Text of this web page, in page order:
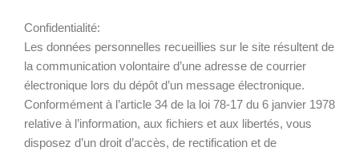
Confidentialité:
Les données personnelles recueillies sur le site résultent de
la communication volontaire d’une adresse de courrier
électronique lors du dépôt d’un message électronique.
Conformément à l’article 34 de la loi 78-17 du 6 janvier 1978
relative à l’information, aux fichiers et aux libertés, vous
disposez d’un droit d’accès, de rectification et de